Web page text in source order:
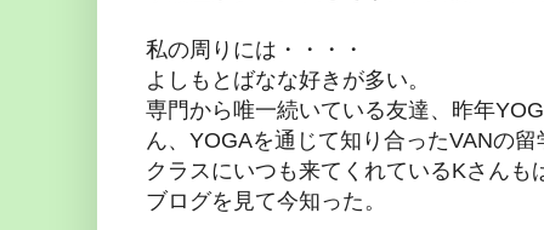
私の周りには・・・・
よしもとばなな好きが多い。
専門から唯一続いている友達、昨年
ん、YOGAを通じて知り合ったVANの
クラスにいつも来てくれているKさん
ブログを見て今知った。